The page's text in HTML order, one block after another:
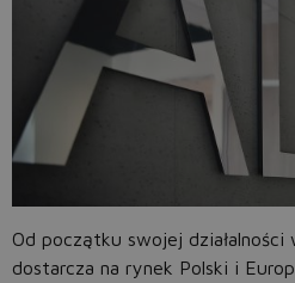
Od początku swojej
dostarcza na rynek Polski i